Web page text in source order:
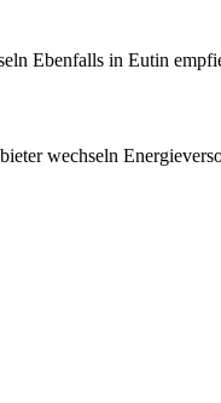
Ebenfalls in Eutin
wechseln